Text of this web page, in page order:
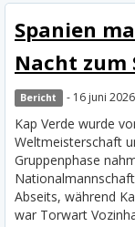
Spanien
Nacht zum
Bericht - 16 juni
Kap Verde wurde
Weltmeisterschaft
Gruppenphase
Abseits, während
war Torwart